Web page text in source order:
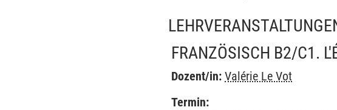
FRANZÖSISCH B2/C1.
Dozent/in: Valérie Le Vot
Termin: